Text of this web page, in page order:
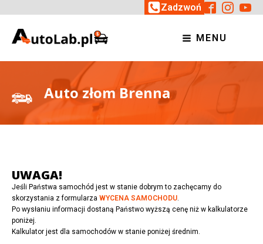
Zadzwoń
MENU
Auto złom Brenna
UWAGA!
Jeśli Państwa samochód jest w stanie dobrym to zachęcamy do
skorzystania z formularza WYCENA SAMOCHODU.
Po wysłaniu informacji dostaną Państwo wyższą cenę niż w kalkulatorze
poniżej.
Kalkulator jest dla samochodów w stanie poniżej średnim.